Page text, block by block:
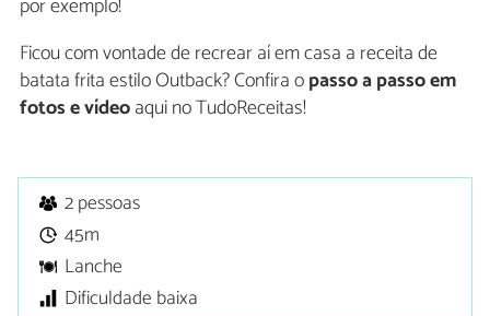
Ficou com vontade de recrear aí em casa a receita de
batata frita estilo Outback? Confira opasso a passo em
fotos e vídeoaqui no TudoReceitas!
2 pessoas
45m
Lanche
Dificuldade baixa